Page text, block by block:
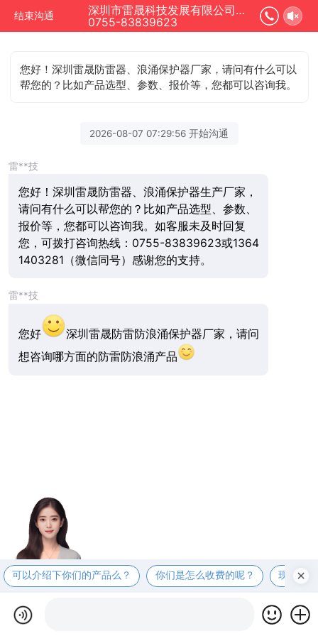
结束沟通
深圳市雷晟科技发展有限公司正在为您服务
0755-83839623
您好！深圳雷晟防雷器、浪涌保护器厂家，请问有什么可以
帮您的？比如产品选型、参数、报价等，您都可以咨询我。
2026-08-07 07:29:56 开始沟通
雷**技
您好！深圳雷晟防雷器、浪涌保护器生产厂家，
请问有什么可以帮您的？比如产品选型、参数、
报价等，您都可以咨询我。如客服未及时回复
您，可拨打咨询热线：0755-83839623或1364
1403281（微信同号）感谢您的支持。
雷**技
您好
深圳雷晟防雷防浪涌保护器厂家，请问
想咨询哪方面的防雷防浪涌产品
可以介绍下你们的产品么？ 你们是怎么收费的呢？ 现在有